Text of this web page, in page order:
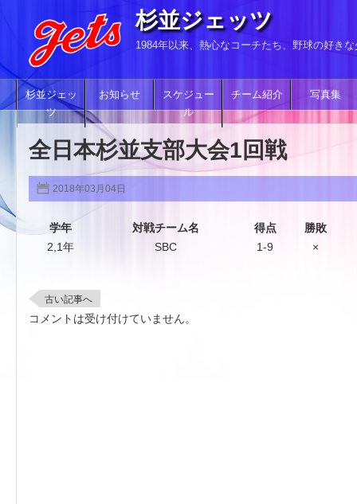
杉並ジェッツ
1984年以来、熱心なコーチたち、野球の好き
杉並ジェッ
ツ
お知らせ
スケジュー
ル
チーム紹介 写真集
全日本杉並支部大会1回戦
2018年03月04日
学年 対戦チーム名 得点
勝敗
2,1年
SBC 1-9 ×
古い記事へ
コメントは受け付けていません。